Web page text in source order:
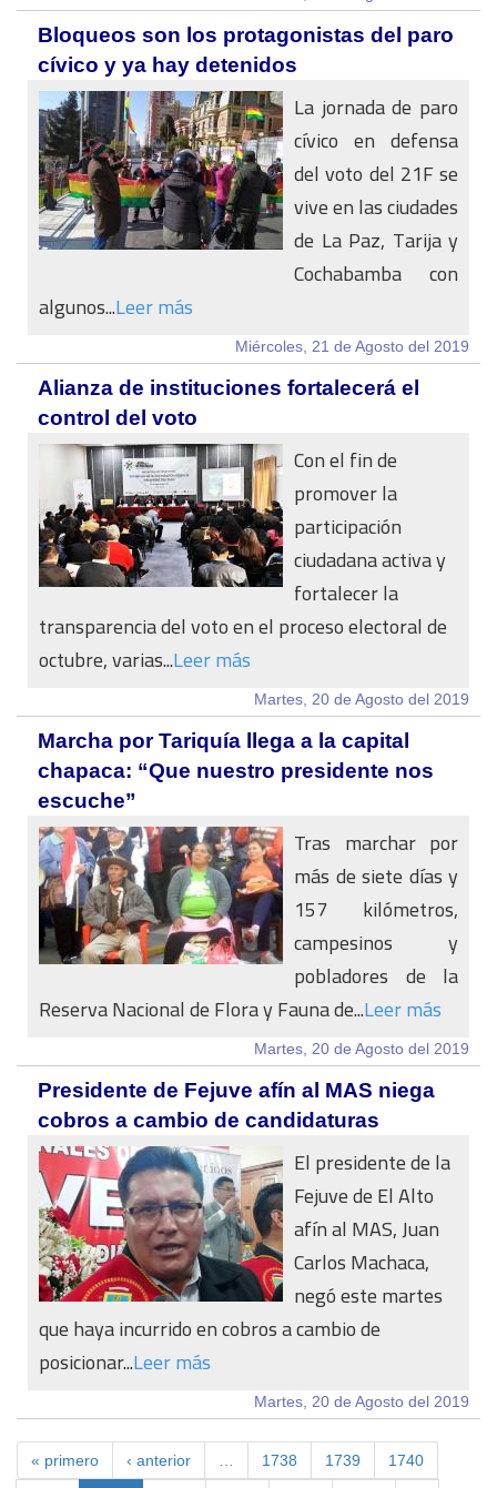
Bloqueos son los protagonistas del paro
cívico y ya hay detenidos
La jornada de paro
cívico en defensa
del voto del 21F se
vive en las ciudades
de La Paz, Tarija y
Cochabamba con
algunos...Leer más
Miércoles, 21 de Agosto del 2019
Alianza de instituciones fortalecerá el
control del voto
Con el fin de
promover la
participación
ciudadana activa y
fortalecer la
transparencia del voto en el proceso electoral de
octubre, varias...Leer más
Martes, 20 de Agosto del 2019
Marcha por Tariquía llega a la capital
chapaca: “Que nuestro presidente nos
escuche”
Tras marchar por
más de siete días y
157 kilómetros,
campesinos y
pobladores de la
Reserva Nacional de Flora y Fauna de...Leer más
Martes, 20 de Agosto del 2019
Presidente de Fejuve afín al MAS niega
cobros a cambio de candidaturas
El presidente de la
Fejuve de El Alto
afín al MAS, Juan
Carlos Machaca,
negó este martes
que haya incurrido en cobros a cambio de
posicionar...Leer más
Martes, 20 de Agosto del 2019
« primero ‹ anterior 1738 1739 1740